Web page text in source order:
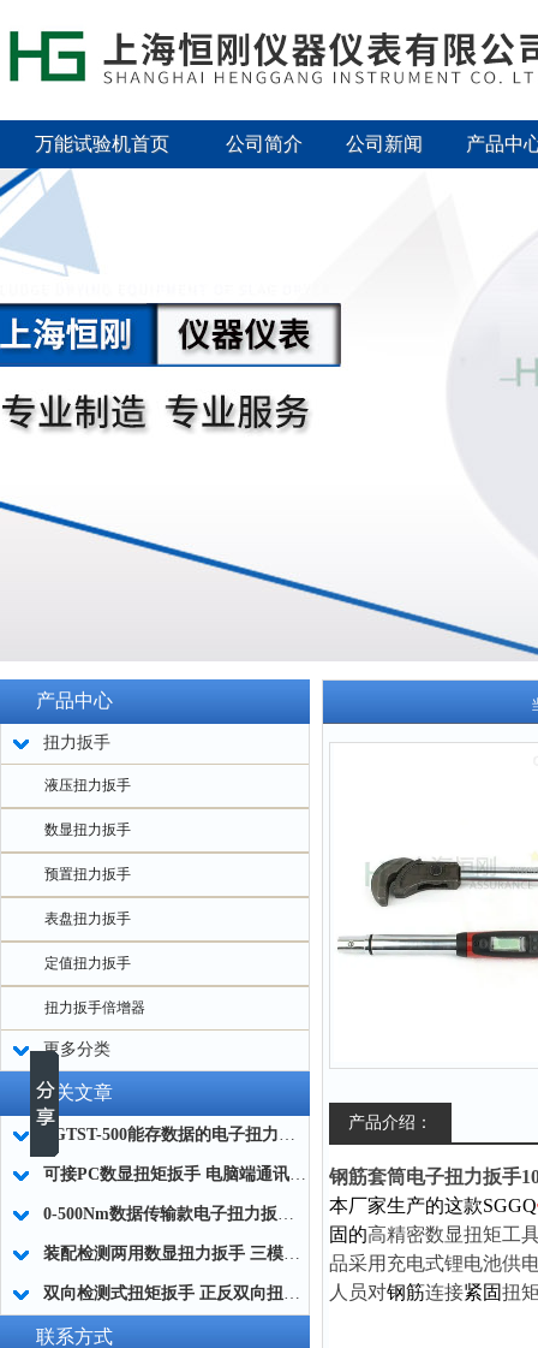
万能试验机首页 公司简介 公司新闻 产品中
产品中心
扭力扳手
液压扭力扳手
数显扭力扳手
预置扭力扳手
表盘扭力扳手
定值扭力扳手
扭力扳手倍增器
更多分类
相关文章
SGTST-500能存数据的电子扭力扳手 带工作记录的智能扭力扳手厂家
可接PC数显扭矩扳手 电脑端通讯力矩扳手 数据上传电脑电子扭力扳手厂家
0-500Nm数据传输款电子扭力扳手,信号输出追溯扭矩值的扭矩扳手
装配检测两用数显扭力扳手 三模式切换扭矩扳手 工业紧固测量力矩扳手品牌
双向检测式扭矩扳手 正反双向扭力测试检测扳手 正旋反旋力矩扳手厂家
联系方式
产品介绍：
钢筋套筒电子扭力扳手
本厂家生产的这款SGGQ
固的高精密数显扭矩工
品采用充电式锂电池供
人员对钢筋连接紧固扭